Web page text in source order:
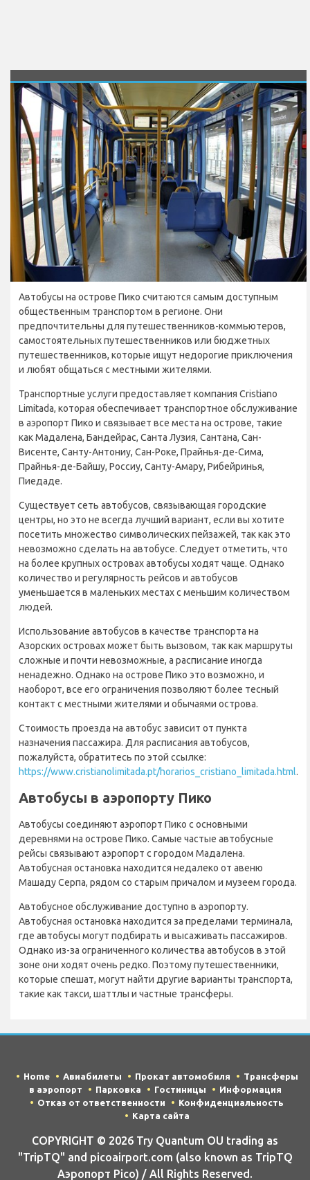
Автобусы на острове Пико считаются самым доступным
общественным транспортом в регионе. Они
предпочтительны для путешественников-коммьютеров,
самостоятельных путешественников или бюджетных
путешественников, которые ищут недорогие приключения
и любят общаться с местными жителями.
Транспортные услуги предоставляет компания Cristiano
Limitada, которая обеспечивает транспортное обслуживание
в аэропорт Пико и связывает все места на острове, такие
как Мадалена, Бандейрас, Санта Лузия, Сантана, Сан-
Висенте, Санту-Антониу, Сан-Роке, Прайнья-де-Сима,
Прайнья-де-Байшу, Россиу, Санту-Амару, Рибейринья,
Пиедаде.
Существует сеть автобусов, связывающая городские
центры, но это не всегда лучший вариант, если вы хотите
посетить множество символических пейзажей, так как это
невозможно сделать на автобусе. Следует отметить, что
на более крупных островах автобусы ходят чаще. Однако
количество и регулярность рейсов и автобусов
уменьшается в маленьких местах с меньшим количеством
людей.
Использование автобусов в качестве транспорта на
Азорских островах может быть вызовом, так как маршруты
сложные и почти невозможные, а расписание иногда
ненадежно. Однако на острове Пико это возможно, и
наоборот, все его ограничения позволяют более тесный
контакт с местными жителями и обычаями острова.
Стоимость проезда на автобус зависит от пункта
назначения пассажира. Для расписания автобусов,
пожалуйста, обратитесь по этой ссылке:
https://www.cristianolimitada.pt/horarios_cristiano_limitada.html.
Автобусы в аэропорту Пико
Автобусы соединяют аэропорт Пико с основными
деревнями на острове Пико. Самые частые автобусные
рейсы связывают аэропорт с городом Мадалена.
Автобусная остановка находится недалеко от авеню
Машаду Серпа, рядом со старым причалом и музеем города.
Автобусное обслуживание доступно в аэропорту.
Автобусная остановка находится за пределами терминала,
где автобусы могут подбирать и высаживать пассажиров.
Однако из-за ограниченного количества автобусов в этой
зоне они ходят очень редко. Поэтому путешественники,
которые спешат, могут найти другие варианты транспорта,
такие как такси, шаттлы и частные трансферы.
Home Авиабилеты Прокат автомобиля
Трансферы
в аэропорт
Парковка Гостиницы
Информация
Отказ от ответственности
Конфиденциальность
Карта сайта
COPYRIGHT © 2026 Try Quantum OU trading as
"TripTQ" and picoairport.com (also known as TripTQ
Аэропорт Pico) / All Rights Reserved.